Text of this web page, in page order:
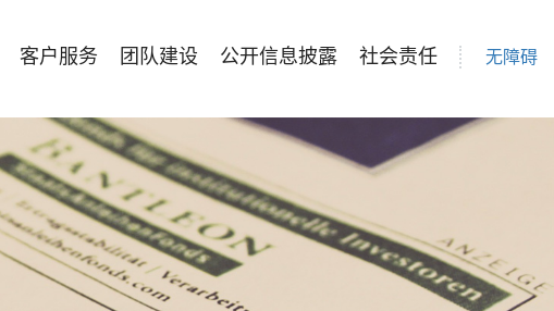
无障碍
客户服务 团队建设 公开信息披露 社会责任